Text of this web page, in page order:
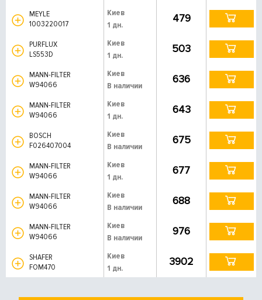
MEYLE
1003220017
Киев
1 дн.
479
PURFLUX
LS553D
Киев
1 дн.
503
MANN-FILTER
W94066
Киев
В наличии
636
MANN-FILTER
W94066
Киев
1 дн.
643
BOSCH
F026407004
Киев
В наличии
675
MANN-FILTER
W94066
Киев
1 дн.
677
MANN-FILTER
W94066
Киев
В наличии
688
MANN-FILTER
W94066
Киев
В наличии
976
SHAFER
FOM470
Киев
1 дн.
3902